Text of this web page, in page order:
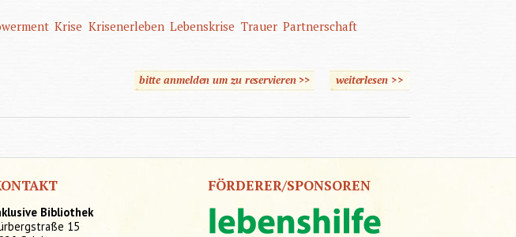
Krise Krisenerleben Lebenskrise Trauer Partnerschaft
bitte anmelden um zu reservieren >> weiterlesen>>
Bibliothek
15
FÖRDERER/SPONSOREN